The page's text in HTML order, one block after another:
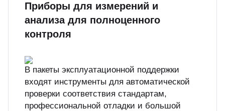
Приборы для измерений и
анализа для полноценного
контроля
В пакеты эксплуатационной поддержки
входят инструменты для автоматической
проверки соответствия стандартам,
профессиональной отладки и большой